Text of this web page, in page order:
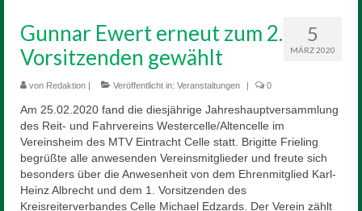
Verein
Vorstand
Geschichte
Satzung
Reitanlage
Sponsoren
5
MÄRZ 2020
Gunnar Ewert erneut zum 2.
Vorsitzenden gewählt
von Redaktion | Veröffentlicht in: Veranstaltungen | 0
Am 25.02.2020 fand die diesjährige Jahreshauptversammlung
des Reit- und Fahrvereins Westercelle/Altencelle im
Vereinsheim des MTV Eintracht Celle statt. Brigitte Frieling
begrüßte alle anwesenden Vereinsmitglieder und freute sich
besonders über die Anwesenheit von dem Ehrenmitglied Karl-
Heinz Albrecht und dem 1. Vorsitzenden des
Kreisreiterverbandes Celle Michael Edzards. Der Verein zählt